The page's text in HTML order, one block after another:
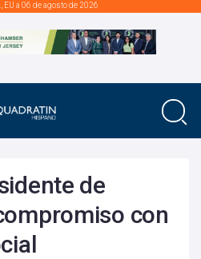
EU a 06 de agosto de 2026
de
con